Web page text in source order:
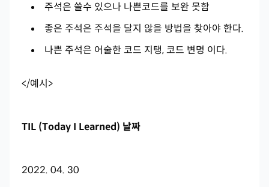
주석은 쓸수 있으나 나쁜코드를 보완 못함
좋은 주석은 주석을 달지 않을 방법을 찾아야 한다.
나쁜 주석은 어술한 코드 지탱, 코드 변명 이다.
</예시>
TIL (Today I Learned) 날짜
2022. 04. 30